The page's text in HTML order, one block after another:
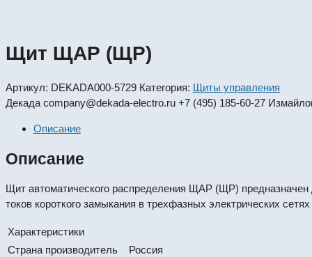
Щит ЩАР (ЩР)
Артикул: DEKADA000-5729 Категория: Щиты управления
Декада company@dekada-electro.ru +7 (495) 185-60-27
Описание
Описание
Щит автоматического распределения ЩАР (ЩР) предназначен
токов короткого замыкания в трехфазных электрических
Характеристики
Страна производитель
Россия